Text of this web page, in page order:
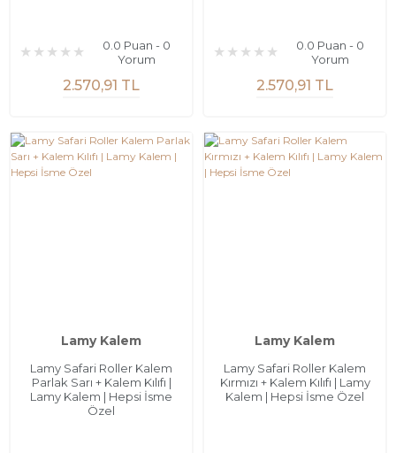
0.0 Puan - 0
Yorum
2.570,91 TL
0.0 Puan - 0
Yorum
2.570,91 TL
Lamy Kalem
Lamy Safari Roller Kalem
Parlak Sarı + Kalem Kılıfı |
Lamy Kalem | Hepsi İsme
Özel
Lamy Kalem
Lamy Safari Roller Kalem
Kırmızı + Kalem Kılıfı | Lamy
Kalem | Hepsi İsme Özel